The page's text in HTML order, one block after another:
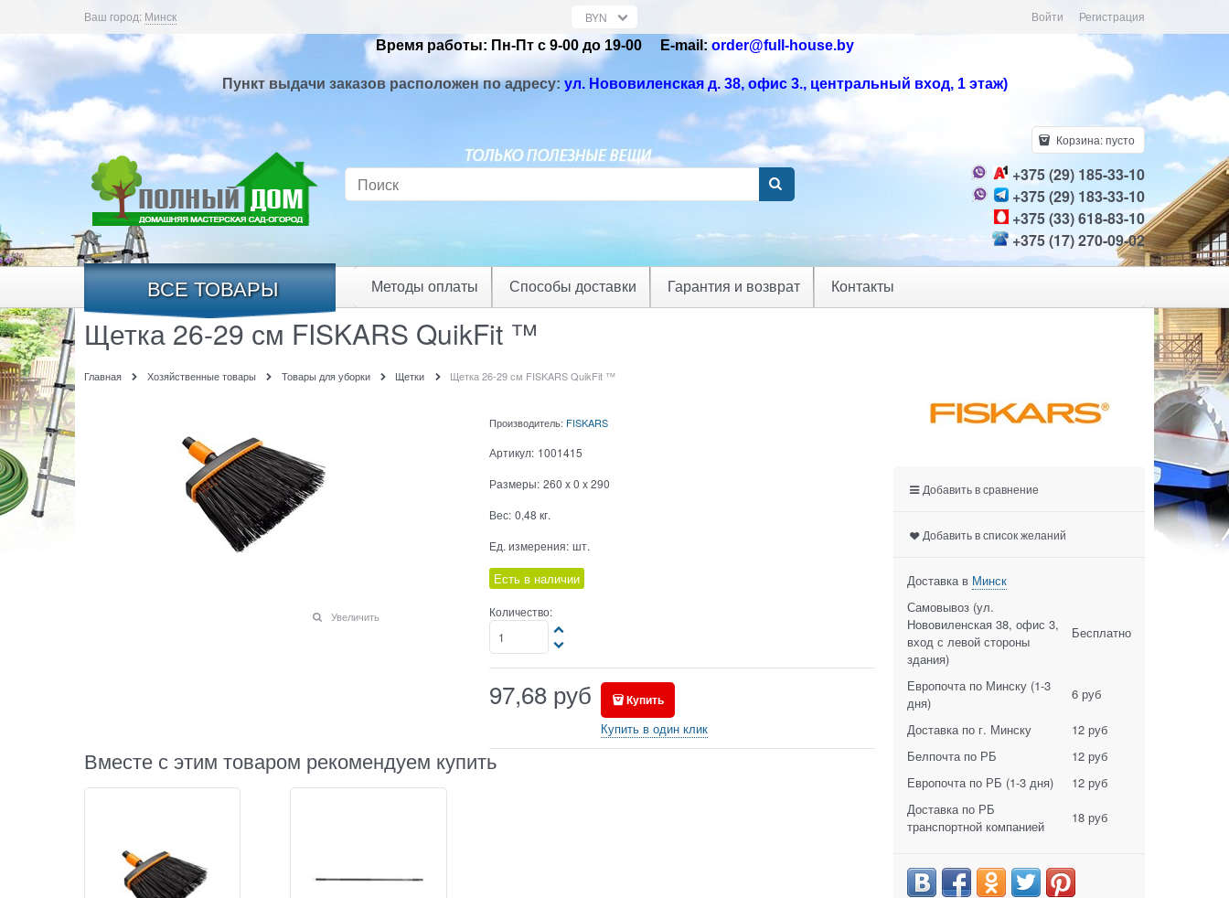
Ваш город: Минск Войти
Регистрация
Время работы: Пн-Пт с 9-00 до 19-00 Е-mail:order@full-house.by
Пункт выдачи заказов расположен по адресу: ул. Нововиленская д. 38, офис 3., центральный вход, 1 этаж)
Корзина:пусто
+375 (29) 185-33-10
+375 (29) 183-33-10
+375 (33) 618-83-10
+375 (17) 270-09-02
ВСЕ ТОВАРЫ Методы оплаты Способы доставки Гарантия и возврат Контакты
Щетка 26-29 см FISKARS QuikFit ™
Главная Хозяйственные товары Товары для уборки Щетки Щетка 26-29 см FISKARS QuikFit ™
Увеличить
Производитель: FISKARS
Артикул: 1001415
Размеры: 260 x 0 x 290
Вес: 0,48 кг.
Ед. измерения: шт.
Есть в наличии
Количество:
97,68 руб Купить
Купить в один клик
Вместе с этим товаром рекомендуем купить
Добавить в сравнение
Добавить в список желаний
Доставка в Минск
Самовывоз (ул.
Нововиленская 38, офис 3,
вход с левой стороны
здания)
Бесплатно
Европочта по Минску (1-3
дня)
6 руб
Доставка по г. Минску
12 руб
Белпочта по РБ
12 руб
Европочта по РБ (1-3 дня)
12 руб
Доставка по РБ
транспортной компанией
18 руб